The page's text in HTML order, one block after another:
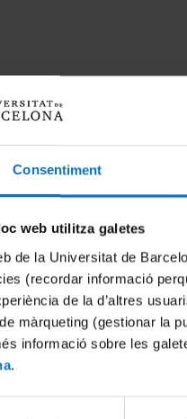
Consentiment
web utilitza galetes
de la Universitat de
(recordar informació
de la d’altres
màrqueting (gestionar la
informació sobre les
.
Acte de presentació
pintures de la
dipòsit del Museu del
14 Noviembre, 2022